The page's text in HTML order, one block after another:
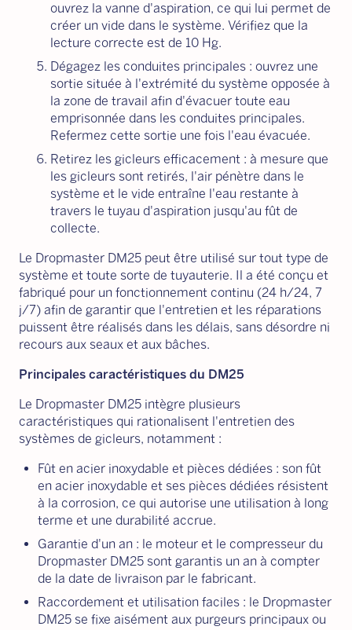
ouvrez la vanne d'aspiration, ce qui lui permet de
créer un vide dans le système. Vérifiez que la
lecture correcte est de 10 Hg.
Dégagez les conduites principales : ouvrez une
sortie située à l'extrémité du système opposée à
la zone de travail afin d'évacuer toute eau
emprisonnée dans les conduites principales.
Refermez cette sortie une fois l'eau évacuée.
Retirez les gicleurs efficacement : à mesure que
les gicleurs sont retirés, l'air pénètre dans le
système et le vide entraîne l'eau restante à
travers le tuyau d'aspiration jusqu'au fût de
collecte.
Le Dropmaster DM25 peut être utilisé sur tout type de
système et toute sorte de tuyauterie. Il a été conçu et
fabriqué pour un fonctionnement continu (24 h/24, 7
j/7) afin de garantir que l'entretien et les réparations
puissent être réalisés dans les délais, sans désordre ni
recours aux seaux et aux bâches.
Principales caractéristiques du DM25
Le Dropmaster DM25 intègre plusieurs
caractéristiques qui rationalisent l'entretien des
systèmes de gicleurs, notamment :
Fût en acier inoxydable et pièces dédiées : son fût
en acier inoxydable et ses pièces dédiées résistent
à la corrosion, ce qui autorise une utilisation à long
terme et une durabilité accrue.
Garantie d'un an : le moteur et le compresseur du
Dropmaster DM25 sont garantis un an à compter
de la date de livraison par le fabricant.
Raccordement et utilisation faciles : le Dropmaster
DM25 se fixe aisément aux purgeurs principaux ou